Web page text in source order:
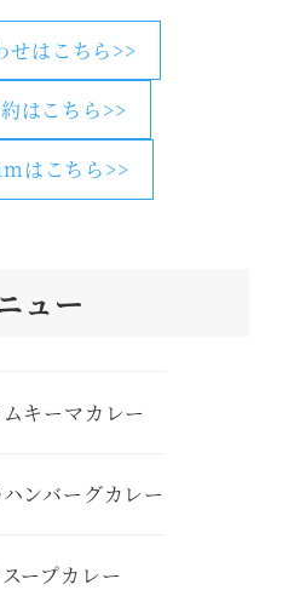
せはこちら>>
はこちら>>
はこちら>>
ュー
キーマカレー
ンバーグカレー
ープカレー